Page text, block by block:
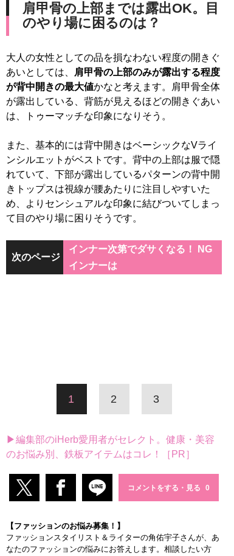
肩甲骨の上部までは露出OK。目
のやり場に困るのは？
大人の女性としての品を損なわない程度の開きぐ
あいとしては、
肩甲骨の上部のみが露出する程度
が背中開きの最大値かなと考えます。肩甲骨全体
が露出している、背筋が見えるほどの開きぐあい
は、トゥーマッチな印象になりそう。
また、基本的には背中開きはベーシックなVライ
ンシルエットがベストです。背中の上部は服で隠
れていて、下部が露出しているパターンの背中開
きトップスは視線が腰あたりに注目しやすいた
め、よりセンシュアルな印象に結びついてしまっ
て目のやり場に困りそうです。
次のページ
インナー次第でダサくなる！ NG
インナーは
1 2 3
▶編集部のiHerb愛用者がセレクト。健康・美容
のお悩み別、鉄板アイテムはコレ！［PR］
コメントをする・見る
【ファッションのお悩み募集！】
ファッションスタイリスト＆ライターの角佑宇子さんが、あ
なたのファッションの悩みにお答えします。相談したい方